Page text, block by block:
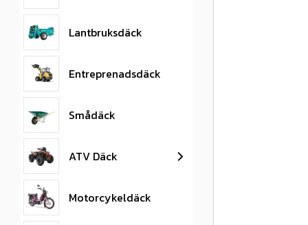
Lantbruksdäck
Entreprenadsdäck
Smådäck
ATV Däck
Motorcykeldäck